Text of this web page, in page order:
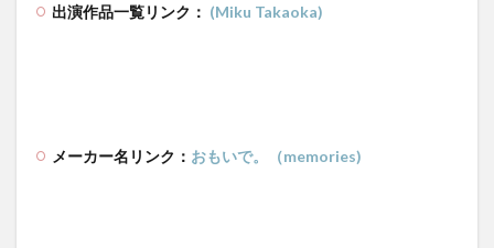
出演作品一覧リンク： (Miku Takaoka)
メーカー名リンク： おもいで。（memories)